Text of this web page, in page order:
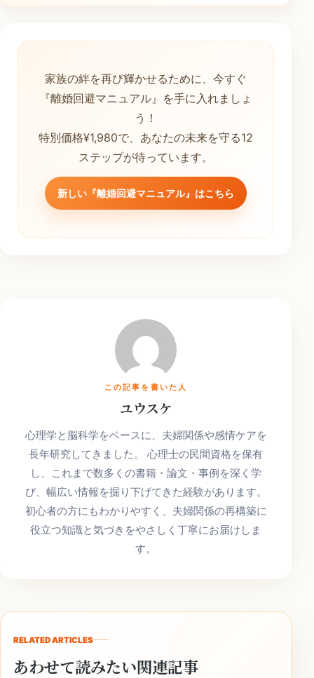
家族の絆を再び輝かせるために、今すぐ
『離婚回避マニュアル』を手に入れましょ
う！
特別価格¥1,980で、あなたの未来を守る12
ステップが待っています。
新しい『離婚回避マニュアル』はこちら
この記事を書いた人
ユウスケ
心理学と脳科学をベースに、夫婦関係や感情ケアを
長年研究してきました。 心理士の民間資格を保有
し、これまで数多くの書籍・論文・事例を深く学
び、幅広い情報を掘り下げてきた経験があります。
初心者の方にもわかりやすく、夫婦関係の再構築に
役立つ知識と気づきをやさしく丁寧にお届けしま
す。
RELATED ARTICLES
あわせて読みたい関連記事